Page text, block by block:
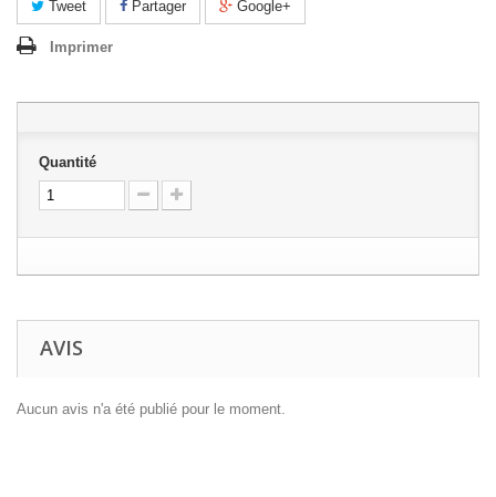
Tweet Partager Google+
Imprimer
Quantité
AVIS
Aucun avis n'a été publié pour le moment.